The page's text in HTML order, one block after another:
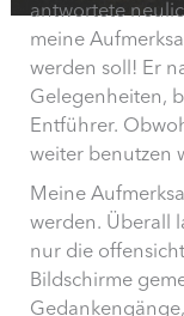
antwortete
meine
werden soll! Er
Gelegenheiten,
Entführer.
weiter benutzen
Meine
werden. Überall
nur die
Bildschirme